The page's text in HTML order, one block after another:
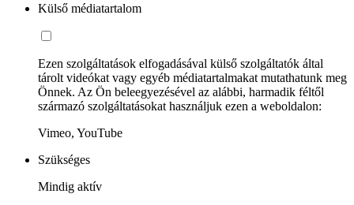
Külső médiatartalom
Ezen szolgáltatások elfogadásával külső szolgáltatók által
tárolt videókat vagy egyéb médiatartalmakat mutathatunk meg
Önnek. Az Ön beleegyezésével az alábbi, harmadik féltől
származó szolgáltatásokat használjuk ezen a weboldalon:
Vimeo, YouTube
Szükséges
Mindig aktív